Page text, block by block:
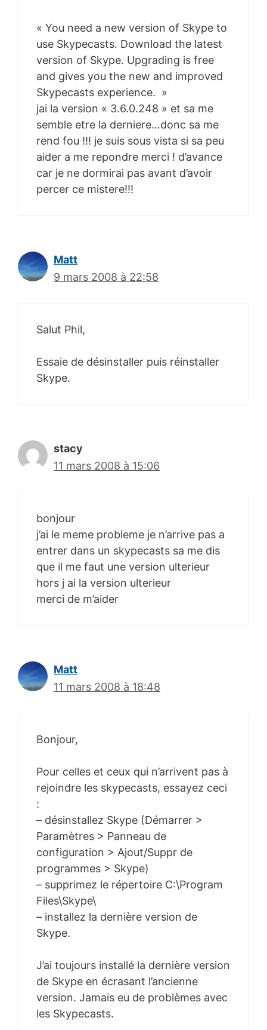
« You need a new version of Skype to
use Skypecasts. Download the latest
version of Skype. Upgrading is free
and gives you the new and improved
Skypecasts experience. »
jai la version « 3.6.0.248 » et sa me
semble etre la derniere…donc sa me
rend fou !!! je suis sous vista si sa peu
aider a me repondre merci ! d’avance
car je ne dormirai pas avant d’avoir
percer ce mistere!!!
Matt
9 mars 2008 à 22:58
Salut Phil,
Essaie de désinstaller puis réinstaller
Skype.
stacy
11 mars 2008 à 15:06
bonjour
j’ai le meme probleme je n’arrive pas a
entrer dans un skypecasts sa me dis
que il me faut une version ulterieur
hors j ai la version ulterieur
merci de m’aider
Matt
11 mars 2008 à 18:48
Bonjour,
Pour celles et ceux qui n’arrivent pas à
rejoindre les skypecasts, essayez ceci
:
– désinstallez Skype (Démarrer >
Paramètres > Panneau de
configuration > Ajout/Suppr de
programmes > Skype)
– supprimez le répertoire C:\Program
Files\Skype\
– installez la dernière version de
Skype.
J’ai toujours installé la dernière version
de Skype en écrasant l’ancienne
version. Jamais eu de problèmes avec
les Skypecasts.